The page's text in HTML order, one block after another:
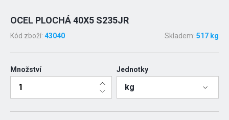
OCEL PLOCHÁ 40X5 S235JR
Kód zboží: 43040 Skladem: 517 kg
Množství Jednotky
kg